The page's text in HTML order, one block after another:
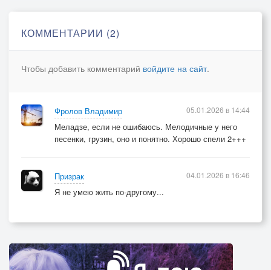
КОММЕНТАРИИ (2)
Чтобы добавить комментарий войдите на сайт.
Фролов Владимир
Меладзе, если не ошибаюсь. Мелодичные у него
песенки, грузин, оно и понятно. Хорошо спели 2+++
05.01.2026 в 14:44
Призрак
Я не умею жить по-другому...
04.01.2026 в 16:46